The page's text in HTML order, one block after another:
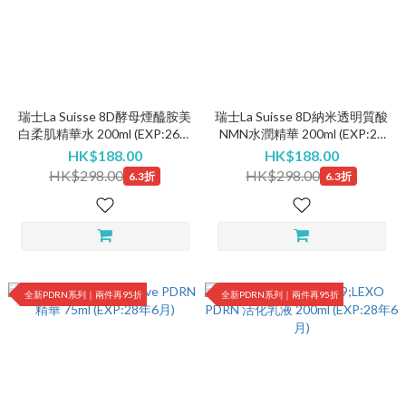
瑞士La Suisse 8D酵母煙醯胺美
白柔肌精華水 200ml (EXP:26年
10月)
HK$188.00
HK$298.00 6.3折
瑞士La Suisse 8D納米透明質酸
NMN水潤精華 200ml (EXP:27
年5月)
HK$188.00
HK$298.00 6.3折
全新PDRN系列｜兩件再95折 全新PDRN系列｜兩件再95折